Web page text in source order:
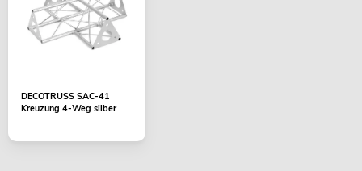
DECOTRUSS SAC-41
Kreuzung 4-Weg silber